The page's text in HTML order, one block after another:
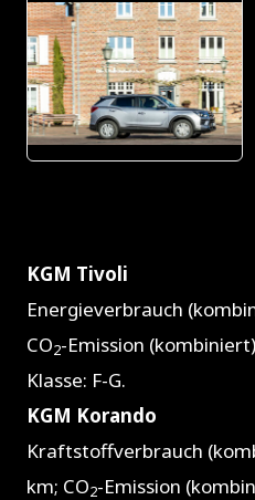
JPG
KGM Tivoli
Energieverbrauch
CO2-Emission
Klasse: F-G.
KGM Korando
Kraftstoffverbrauch
km; CO2-Emission